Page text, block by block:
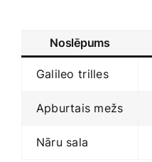
Noslēpums
Galileo⁤ trilles
Apburtais mežs
Nāru sala